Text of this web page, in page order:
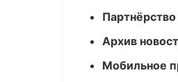
Архив
Мобильное